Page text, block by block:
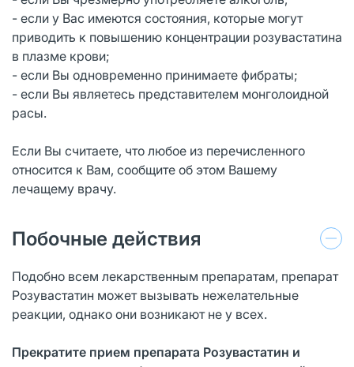
- если у Вас имеются состояния, которые могут
приводить к повышению концентрации розувастатина
в плазме крови;
- если Вы одновременно принимаете фибраты;
- если Вы являетесь представителем монголоидной
расы.
Если Вы считаете, что любое из перечисленного
относится к Вам, сообщите об этом Вашему
лечащему врачу.
Побочные действия
Подобно всем лекарственным препаратам, препарат
Розувастатин может вызывать нежелательные
реакции, однако они возникают не у всех.
Прекратите прием препарата Розувастатин и